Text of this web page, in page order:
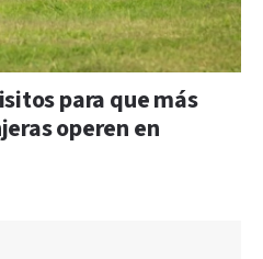
para que más
operen en